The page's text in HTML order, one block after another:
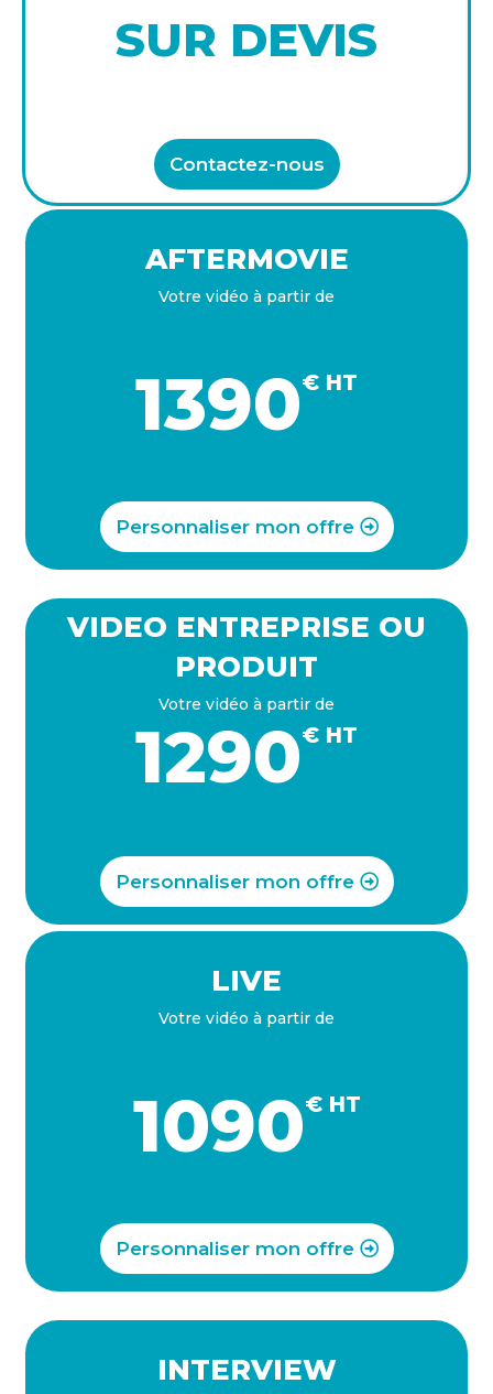
SUR DEVIS
Contactez-nous
AFTERMOVIE​
Votre vidéo à partir de
1390€ HT
Personnaliser mon offre
VIDEO ENTREPRISE OU
PRODUIT
Votre vidéo à partir de
1290€ HT
Personnaliser mon offre
LIVE
Votre vidéo à partir de
1090€ HT
Personnaliser mon offre
INTERVIEW